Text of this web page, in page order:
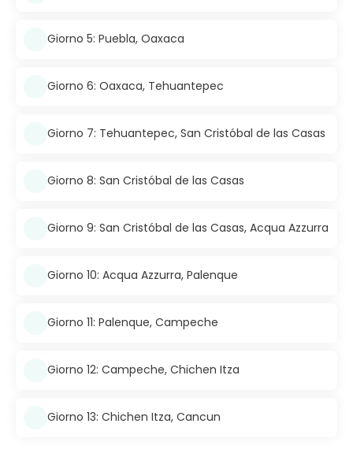
Giorno 5: Puebla, Oaxaca
Giorno 6: Oaxaca, Tehuantepec
Giorno 7: Tehuantepec, San Cristóbal de las Casas
Giorno 8: San Cristóbal de las Casas
Giorno 9: San Cristóbal de las Casas, Acqua Azzurra
Giorno 10: Acqua Azzurra, Palenque
Giorno 11: Palenque, Campeche
Giorno 12: Campeche, Chichen Itza
Giorno 13: Chichen Itza, Cancun